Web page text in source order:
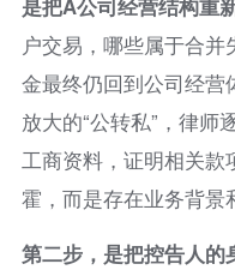
是把A公司经营结构重
户交易，哪些属于合
金最终仍回到公司经营
放大的“公转私”，律师
工商资料，证明相关款
霍，而是存在业务背景
第二步，是把控告人的